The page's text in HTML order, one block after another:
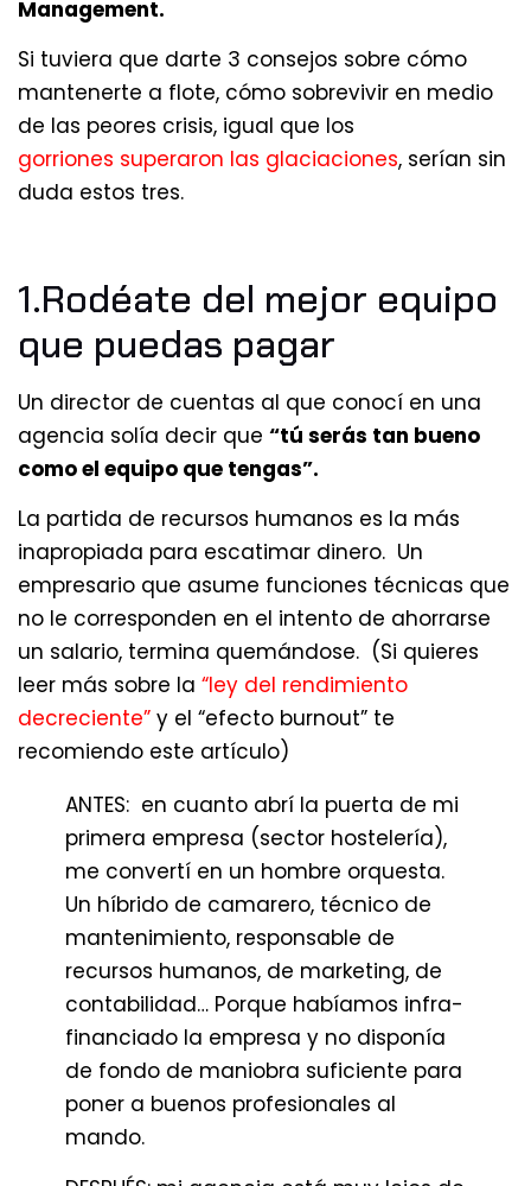
Management.
Si tuviera que darte 3 consejos sobre cómo
mantenerte a flote, cómo sobrevivir en medio
de las peores crisis, igual que los
gorriones superaron las glaciaciones, serían sin
duda estos tres.
1.Rodéate del mejor equipo
que puedas pagar
Un director de cuentas al que conocí en una
agencia solía decir que “tú serás tan bueno
como el equipo que tengas”.
La partida de recursos humanos es la más
inapropiada para escatimar dinero. Un
empresario que asume funciones técnicas que
no le corresponden en el intento de ahorrarse
un salario, termina quemándose. (Si quieres
leer más sobre la “ley del rendimiento
decreciente” y el “efecto burnout” te
recomiendo este artículo)
ANTES: en cuanto abrí la puerta de mi
primera empresa (sector hostelería),
me convertí en un hombre orquesta.
Un híbrido de camarero, técnico de
mantenimiento, responsable de
recursos humanos, de marketing, de
contabilidad… Porque habíamos infra-
financiado la empresa y no disponía
de fondo de maniobra suficiente para
poner a buenos profesionales al
mando.